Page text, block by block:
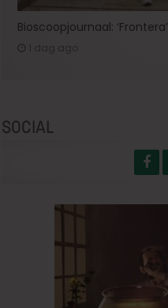
Bioscoopjournaal: ‘Frontera’
SOCIAL